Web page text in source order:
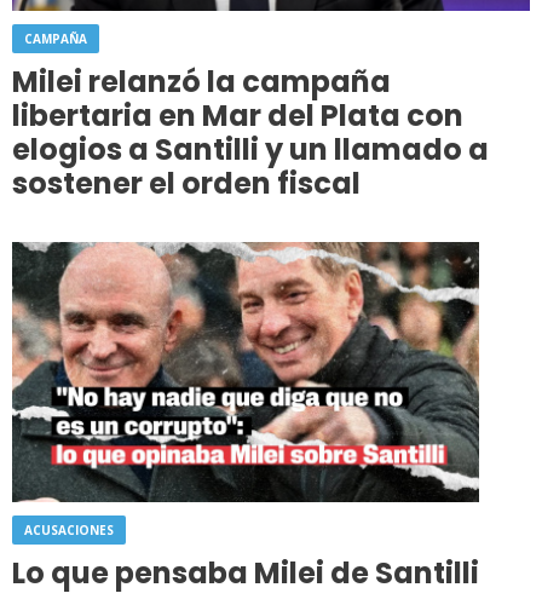
CAMPAÑA
Milei relanzó la campaña
libertaria en Mar del Plata con
elogios a Santilli y un llamado a
sostener el orden fiscal
ACUSACIONES
Lo que pensaba Milei de Santilli